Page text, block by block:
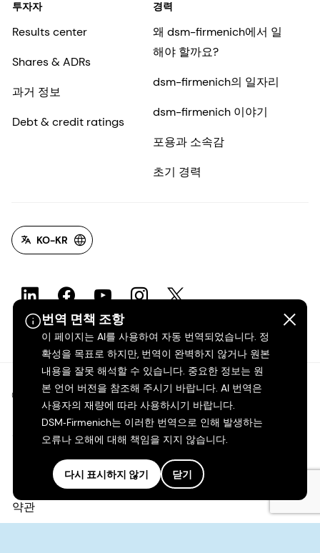
번역 면책 조항
이 페이지는 AI를 사용하여 자동 번역되었습니다. 정
확성을 목표로 하지만, 번역이 완벽하지 않거나 원본
내용을 잘못 해석할 수 있습니다. 중요한 정보는 원
본 언어 버전을 참조해 주시기 바랍니다. AI 번역은
사용자의 재량에 따라 사용하시기 바랍니다.
DSM‑Firmenich는 이러한 번역으로 인해 발생하는
오류나 오해에 대해 책임을 지지 않습니다.
다시 표시하지 않기 닫기
투자자
Results center
Shares & ADRs
과거 정보
Debt & credit ratings
경력
왜 dsm-firmenich에서 일
해야 할까요?
dsm-firmenich의 일자리
dsm-firmenich 이야기
포용과 소속감
초기 경력
KO-KR
©2026 dsm-firmenich. 모든 권리 보유.
개인정보 보호 고지
이용 약관
약관